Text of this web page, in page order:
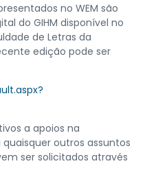
no WEM são
do GIHM disponível no
de Letras da
edição pode ser
a apoios na
outros assuntos
ser solicitados através